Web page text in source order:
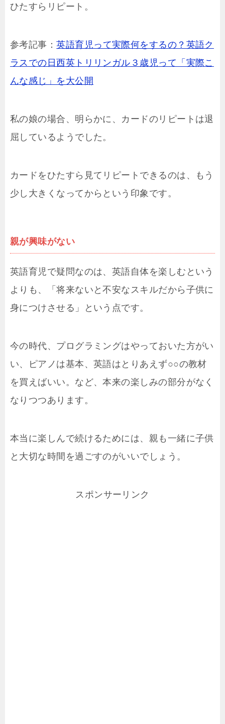
ひたすらリピート。
参考記事：英語育児って実際何をするの？英語ク
ラスでの日西英トリリンガル３歳児って「実際こ
んな感じ」を大公開
私の娘の場合、明らかに、カードのリピートは退
屈しているようでした。
カードをひたすら見てリピートできるのは、もう
少し大きくなってからという印象です。
親が興味がない
英語育児で疑問なのは、英語自体を楽しむという
よりも、「将来ないと不安なスキルだから子供に
身につけさせる」という点です。
今の時代、プログラミングはやっておいた方がい
い、ピアノは基本、英語はとりあえず○○の教材
を買えばいい。など、本来の楽しみの部分がなく
なりつつあります。
本当に楽しんで続けるためには、親も一緒に子供
と大切な時間を過ごすのがいいでしょう。
スポンサーリンク